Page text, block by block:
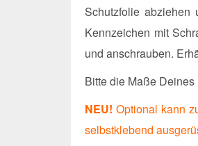
Schutzfolie
Kennzeichen mit
und anschrauben.
Bitte die Maße
NEU! Optional kann
selbstklebend